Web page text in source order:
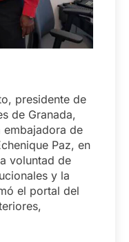
presidente de
de Granada,
embajadora de
Paz, en
voluntad de
y la
el portal del